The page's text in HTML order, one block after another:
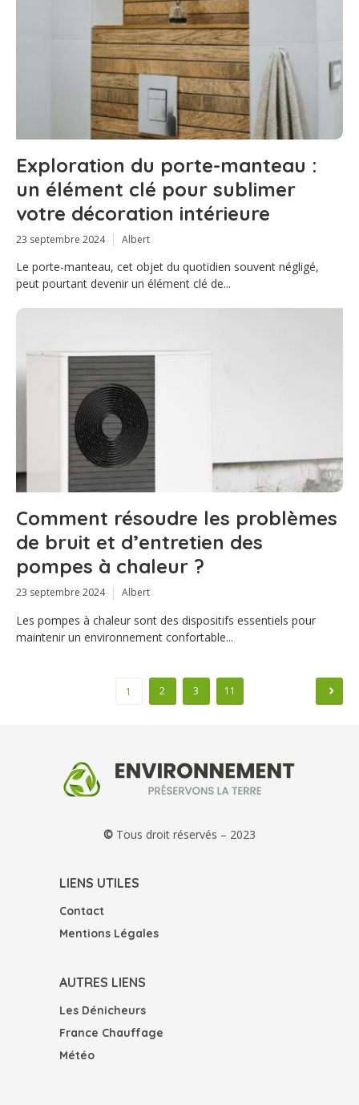
Exploration du porte-manteau :
un élément clé pour sublimer
votre décoration intérieure
23 septembre 2024 Albert
Le porte-manteau, cet objet du quotidien souvent négligé,
peut pourtant devenir un élément clé de...
Comment résoudre les problèmes
de bruit et d’entretien des
pompes à chaleur ?
23 septembre 2024 Albert
Les pompes à chaleur sont des dispositifs essentiels pour
maintenir un environnement confortable...
Pagination
publications
1 2 3 11
© Tous droit réservés – 2023
LIENS UTILES
Contact
Mentions Légales
AUTRES LIENS
Les Dénicheurs
France Chauffage
Météo